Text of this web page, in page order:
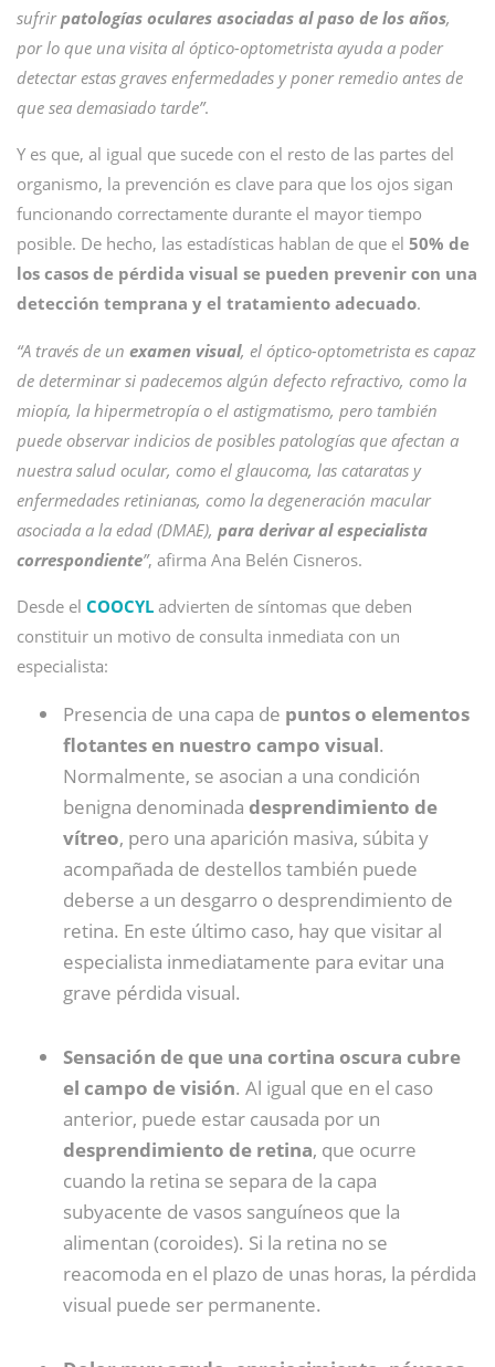
sufrirpatologías oculares asociadas al paso de los años,
por lo que una visita al óptico-optometrista ayuda a poder
detectar estas graves enfermedades y poner remedio antes de
que sea demasiado tarde”.
Y es que, al igual que sucede con el resto de las partes del
organismo, la prevención es clave para que los ojos sigan
funcionando correctamente durante el mayor tiempo
posible. De hecho, las estadísticas hablan de que el 50% de
los casos de pérdida visual se pueden prevenir con una
detección temprana y el tratamiento adecuado.
“A través de un examen visual, el óptico-optometrista es capaz
de determinar si padecemos algún defecto refractivo, como la
miopía, la hipermetropía o el astigmatismo, pero también
puede observar indicios de posibles patologías que afectan a
nuestra salud ocular, como el glaucoma, las cataratas y
enfermedades retinianas, como la degeneración macular
asociada a la edad (DMAE), para derivar al especialista
correspondiente”, afirma Ana Belén Cisneros.
Desde el COOCYL advierten de síntomas que deben
constituir un motivo de consulta inmediata con un
especialista:
Presencia de una capa de puntos o elementos
flotantes en nuestro campo visual.
Normalmente, se asocian a una condición
benigna denominada desprendimiento de
vítreo, pero una aparición masiva, súbita y
acompañada de destellos también puede
deberse a un desgarro o desprendimiento de
retina. En este último caso, hay que visitar al
especialista inmediatamente para evitar una
grave pérdida visual.
Sensación de que una cortina oscura cubre
el campo de visión. Al igual que en el caso
anterior, puede estar causada por un
desprendimiento de retina, que ocurre
cuando la retina se separa de la capa
subyacente de vasos sanguíneos que la
alimentan (coroides). Si la retina no se
reacomoda en el plazo de unas horas, la pérdida
visual puede ser permanente.